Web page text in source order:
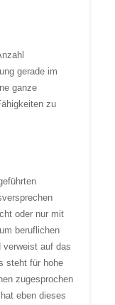
gerade im
ganze
zu
oder nur mit
beruflichen
verweist auf das
steht für hohe
zugesprochen
eben dieses